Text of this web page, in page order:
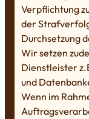
Verpflichtung
der
Durchsetzung
Wir setzen
Dienstleister
und
Wenn im